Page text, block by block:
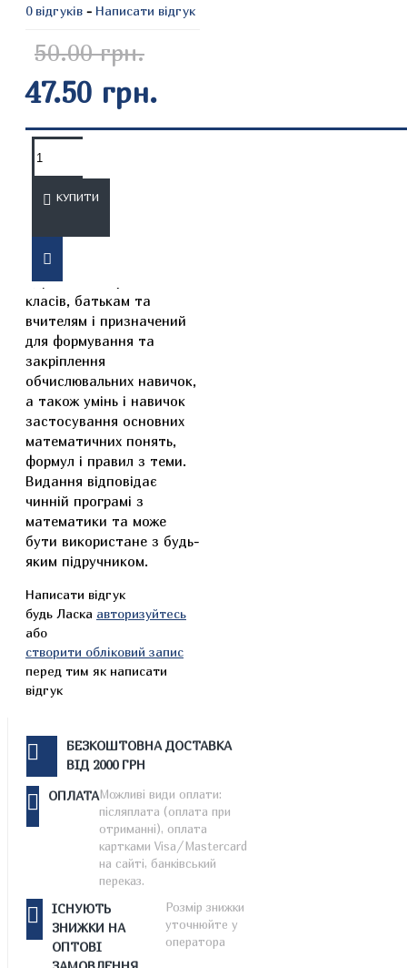
0 відгуків - Написати відгук
50.00 грн.
47.50 грн.
КУПИТИ
ОПИС
Цей посібник
адресований учням 5-6-х
класів, батькам та
вчителям і призначений
для формування та
закріплення
обчислювальних навичок,
а також умінь і навичок
застосування основних
математичних понять,
формул і правил з теми.
Видання відповідає
чинній програмі з
математики та може
бути використане з будь-
яким підручником.
Написати відгук
будь Ласка авторизуйтесь
або
створити обліковий запис
перед тим як написати
відгук
БЕЗКОШТОВНА ДОСТАВКА
ВІД 2000 ГРН
ОПЛАТАМожливі види оплати:
післяплата (оплата при
отриманні), оплата
картками Visa/Mastercard
на сайті, банківський
переказ.
ІСНУЮТЬ
ЗНИЖКИ НА
ОПТОВІ
Розмір знижки
уточнюйте у
оператора